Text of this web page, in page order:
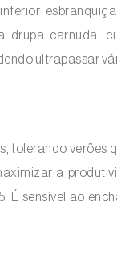
drupa carnuda,
ultrapassar
verões
a
É sensível ao